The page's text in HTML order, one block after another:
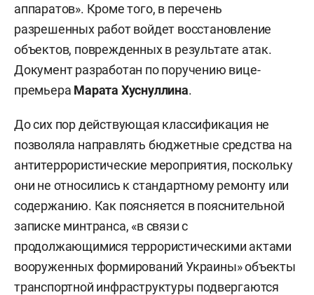
аппаратов». Кроме того, в перечень
разрешенных работ войдет восстановление
объектов, поврежденных в результате атак.
Документ разработан по поручению вице-
премьера Марата Хуснуллина.
До сих пор действующая классификация не
позволяла направлять бюджетные средства на
антитеррористические мероприятия, поскольку
они не относились к стандартному ремонту или
содержанию. Как поясняется в пояснительной
записке минтранса, «в связи с
продолжающимися террористическими актами
вооруженных формирований Украины» объекты
транспортной инфраструктуры подвергаются